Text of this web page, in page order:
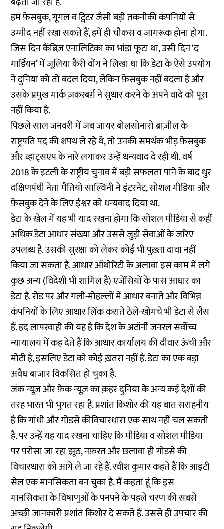
हम फ़ेसबुक, गूगल व ट्विटर जैसी बड़ी तकनीकी कंपनियों से
उम्मीद नहीं रखा सकते हैं, हमें ही चौकस व जागरूक होना होगा.
जिस दिन कैंब्रिज़ एनालिटिका का भांडा फूटा था, उसी दिन ‘द
गार्डियन’ में जूलिया कैरी वोंग ने लिखा था कि डेटा के ऐसे उपयोग
ने दुनिया को तो बदल दिया, लेकिन फ़ेसबुक नहीं बदला है और
उसके प्रमुख मार्क ज़करबर्ग़ ने सुधार करने के अपने वादे को पूरा
नहीं किया है.
पिछले साल जनवरी में जब जायर बोलसोनारो ब्राज़ील के
राष्ट्रपति पद की शपथ ले रहे थे, तो उनकी समर्थक भीड़ फ़ेसबुक
और व्हाट्सएप के नारे लगाकर उन्हें धन्यवाद दे रही थी. वर्ष
2018 के इटली के राष्ट्रीय चुनाव में बड़ी सफलता पाने के बाद धुर
दक्षिणपंथी नेता मैतियो साल्विनी ने इंटरनेट, सोशल मीडिया और
फ़ेसबुक देने के लिए ईश्वर को धन्यवाद दिया था.
डेटा के खेल में यह भी याद रखना होगा कि सोशल मीडिया से कहीं
अधिक डेटा आधार संख्या और उससे जुड़ी सेवाओं के जरिए
उपलब्ध है. उसकी सुरक्षा को लेकर कोई भी पुख़्ता दावा नहीं
किया जा सकता है. आधार ऑथोरिटी के अलावा इस काम में लगे
कुछ अन्य (विदेशी भी शामिल हैं) एजेंसियों के पास आधार का
डेटा है. रोड पर और गली-मोहल्लों में आधार बनाते और विभिन्न
कंपनियों के लिए आधार लिंक कराते ठेले-खोमचे भी डेटा से लैस
हैं. हद लापरवाही की यह है कि देश के अटॉर्नी जनरल सर्वोच्च
न्यायालय में कह देते हैं कि आधार कार्यालय की दीवार ऊंची और
मोटी है, इसलिए डेटा को कोई ख़तरा नहीं है. डेटा का एक बड़ा
अवैध बाजार विकसित हो चुका है.
जंक न्यूज़ और फ़ेक न्यूज़ का क़हर दुनिया के अन्य कई देशों की
तरह भारत भी भुगत रहा है. प्रशांत किशोर की यह बात सराहनीय
है कि गांधी और गोडसे कीविचारधारा एक साथ नहीं चल सकती
है. पर उन्हें यह याद रखना चाहिए कि मीडिया व सोशल मीडिया
पर परोसा जा रहा झूठ, नफ़रत और छलावा ही गोडसे की
विचारधारा को आगे ले जा रहे हैं. रवीश कुमार कहते हैं कि आइटी
सेल एक मानसिकता बन चुका है. मैं कहता हूं कि इस
मानसिकता के विषाणुओं के पनपने के पहले चरण की सबसे
अच्छी जानकारी प्रशांत किशोर दे सकते हैं. उससे ही उपचार की